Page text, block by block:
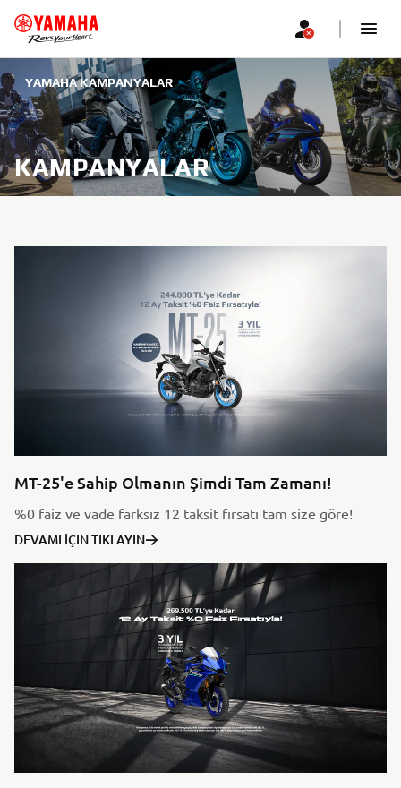
YAMAHA KAMPANYALAR
KAMPANYALAR
MT-25'e Sahip Olmanın Şimdi Tam Zamanı!
%0 faiz ve vade farksız 12 taksit fırsatı tam size göre!
DEVAMI İÇIN TIKLAYIN